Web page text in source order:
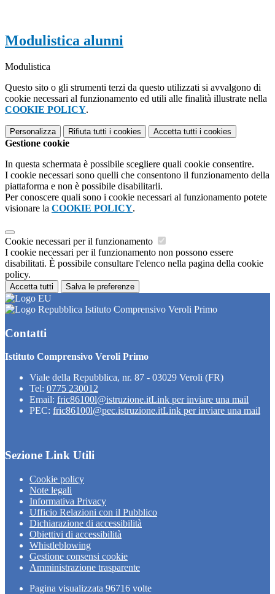
Modulistica alunni
Modulistica
Questo sito o gli strumenti terzi da questo utilizzati si avvalgono di
cookie necessari al funzionamento ed utili alle finalità illustrate nella
COOKIE POLICY.
Personalizza Rifiuta tutti i cookies Accetta tutti i cookies
Gestione cookie
In questa schermata è possibile scegliere quali cookie consentire.
I cookie necessari sono quelli che consentono il funzionamento della
piattaforma e non è possibile disabilitarli.
Per conoscere quali sono i cookie necessari al funzionamento potete
visionare la COOKIE POLICY.
Cookie necessari per il funzionamento
I cookie necessari per il funzionamento non possono essere
disabilitati. È possibile consultare l'elenco nella pagina della cookie
policy.
Accetta tutti Salva le preferenze
Istituto Comprensivo Veroli Primo
Contatti
Istituto Comprensivo Veroli Primo
Viale della Repubblica, nr. 87 - 03029 Veroli (FR)
Tel: 0775 230012
Email: fric86100l@istruzione.itLink per inviare una mail
PEC: fric86100l@pec.istruzione.itLink per inviare una mail
Sezione Link Utili
Cookie policy
Note legali
Informativa Privacy
Ufficio Relazioni con il Pubblico
Dichiarazione di accessibilità
Obiettivi di accessibilità
Whistleblowing
Gestione consensi cookie
Amministrazione trasparente
Pagina visualizzata 96716 volte